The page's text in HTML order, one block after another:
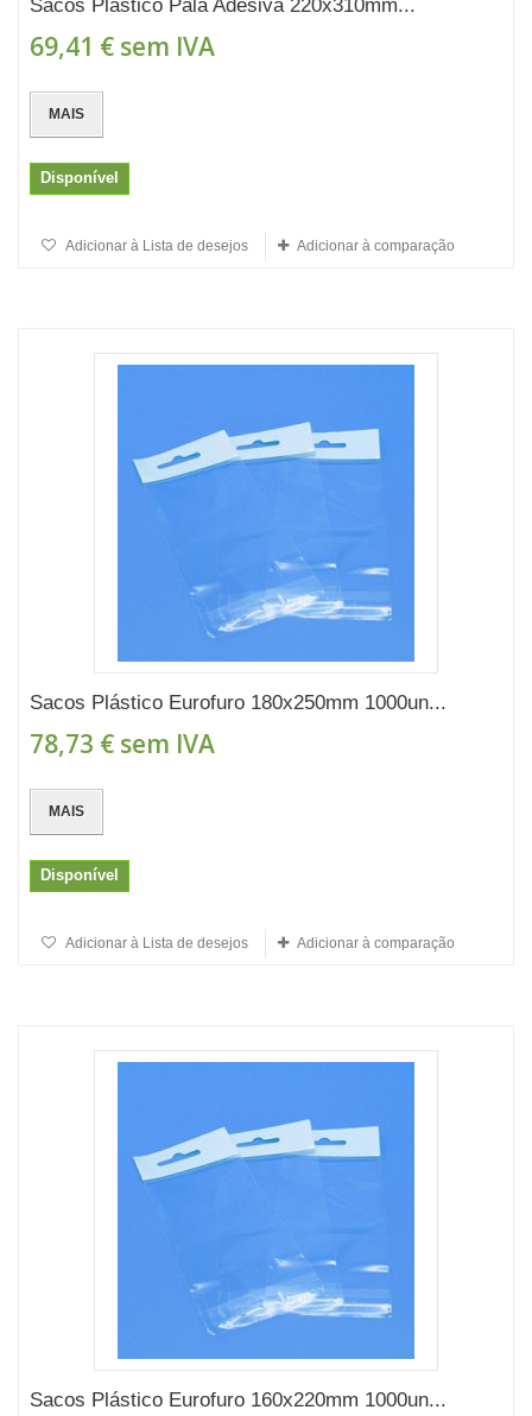
Sacos Plástico Pala Adesiva 220x310mm...
69,41 € sem IVA
MAIS
Disponível
Adicionar à Lista de desejos Adicionar à comparação
Sacos Plástico Eurofuro 180x250mm 1000un...
78,73 € sem IVA
MAIS
Disponível
Adicionar à Lista de desejos Adicionar à comparação
Sacos Plástico Eurofuro 160x220mm 1000un...